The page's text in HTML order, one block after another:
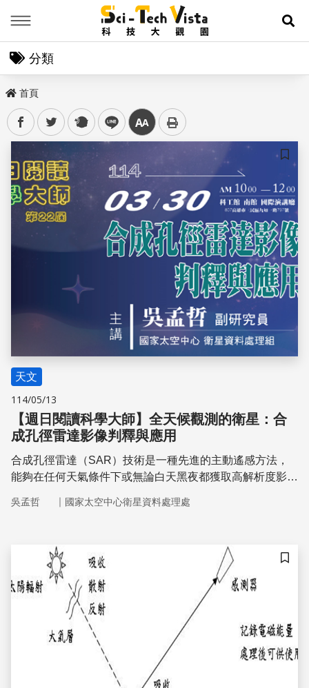
展
分類
首頁
facebooktwitter plurk line 中
儲存
天文
114/05/13
【週日閱讀科學大師】全天候觀測的衛星：合
成孔徑雷達影像判釋與應用
合成孔徑雷達（SAR）技術是一種先進的主動遙感方法，
能夠在任何天氣條件下或無論白天黑夜都獲取高解析度影
種應用，並介紹了FORMOSAT-9（FS9）衛星，旨在開發
吳孟哲 ｜ 國家太空中心衛星資料處理處
儲存